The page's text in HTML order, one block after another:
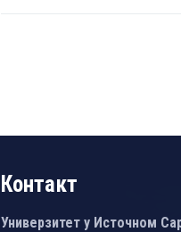
Контакт
Универзитет у Источном